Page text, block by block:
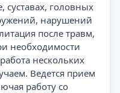
суставах, головных
нарушений
после травм,
необходимости
нескольких
Ведется прием
работу со